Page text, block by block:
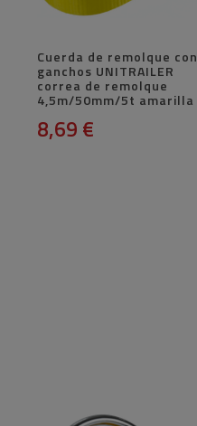
Cuerda de remolque con
ganchos UNITRAILER
correa de remolque
4,5m/50mm/5t amarilla
8,69 €